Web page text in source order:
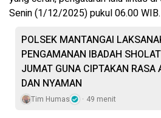
Senin (1/12/2025) pukul 06.00 WIB.
POLSEK MANTANGAI
PENGAMANAN IBADAH SHOLAT
JUMAT GUNA CIPTAKAN RASA
DAN NYAMAN
Tim Humas 49 menit